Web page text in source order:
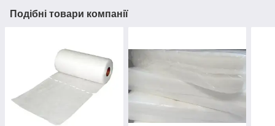
Подібні товари компанії